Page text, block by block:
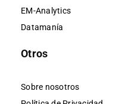
EM-Analytics
Datamanía
Otros
Sobre nosotros